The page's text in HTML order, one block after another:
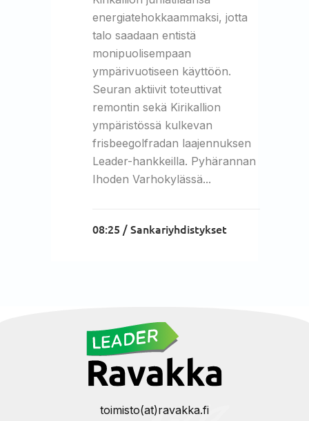
energiatehokkaammaksi, jotta
talo saadaan entistä
monipuolisempaan
ympärivuotiseen käyttöön.
Seuran aktiivit toteuttivat
remontin sekä Kirikallion
ympäristössä kulkevan
frisbeegolfradan laajennuksen
Leader-hankkeilla. Pyhärannan
Ihoden Varhokylässä...
08:25 /Sankariyhdistykset
toimisto(at)ravakka.fi